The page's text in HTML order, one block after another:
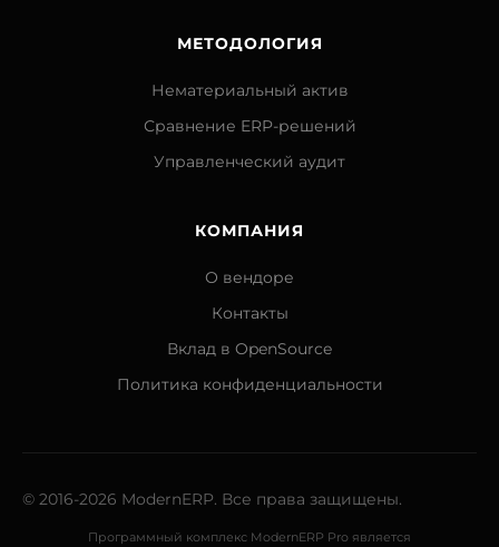
МЕТОДОЛОГИЯ
Нематериальный актив
Сравнение ERP-решений
Управленческий аудит
КОМПАНИЯ
О вендоре
Контакты
Вклад в OpenSource
Политика конфиденциальности
© 2016-2026 ModernERP. Все права защищены.
Программный комплекс ModernERP Pro является